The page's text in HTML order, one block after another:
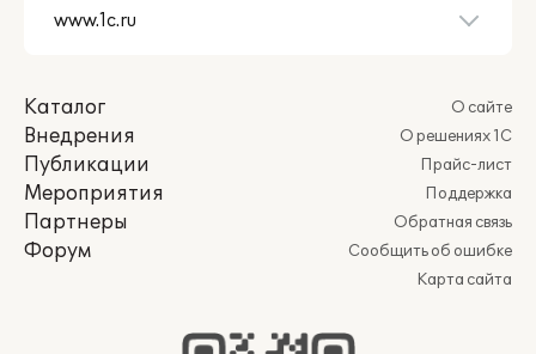
Каталог
Внедрения
Публикации
Мероприятия
Партнеры
Форум
О сайте
О решениях 1С
Прайс-лист
Поддержка
Обратная связь
Сообщить об ошибке
Карта сайта